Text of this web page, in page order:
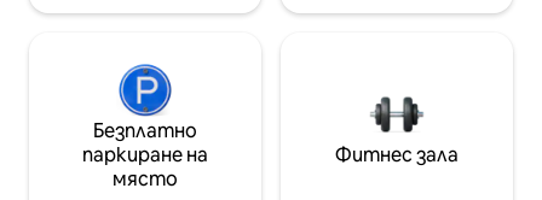
Безплатно
паркиране на
място
Фитнес зала